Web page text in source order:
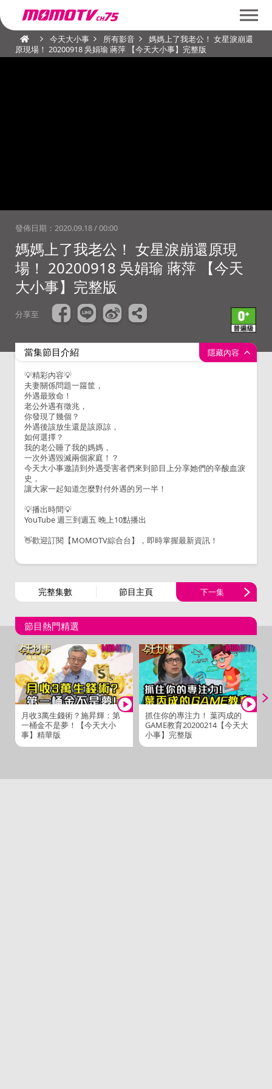
今天大小事 所有影音
媽媽上了我老公！ 女星淚崩還
原現場！ 20200918 吳娟瑜 蔣萍 【今天大小事】完整版
發佈日期： 2020.09.18 / 00:00
媽媽上了我老公！ 女星淚崩還原現
場！ 20200918 吳娟瑜 蔣萍 【今天
大小事】完整版
分享至
當集節目介紹 隱藏內容
💡精彩內容💡
夫妻關係問題一籮筐，
外遇最致命！
老公外遇有徵兆，
你發現了幾個？
外遇後該放生還是該原諒，
如何選擇？
我的老公睡了我的媽媽，
一次外遇毀滅兩個家庭！？
今天大小事邀請到外遇受害者們來到節目上分享她們的辛酸血淚
史，
讓大家一起知道怎麼對付外遇的另一半！
💡播出時間💡
YouTube 週三到週五 晚上10點播出
👋歡迎訂閱【MOMOTV綜合台】，即時掌握最新資訊！
完整集數 節目主頁 下一集
節目熱門精選
月收3萬生錢術？施昇輝：第
一桶金不是夢！【今天大小
事】精華版
抓住你的專注力！ 葉丙成的
GAME教育20200214【今天大
小事】完整版